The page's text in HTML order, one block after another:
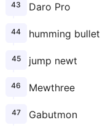
Daro Pro
humming bullet
jump newt
Mewthree
Gabutmon